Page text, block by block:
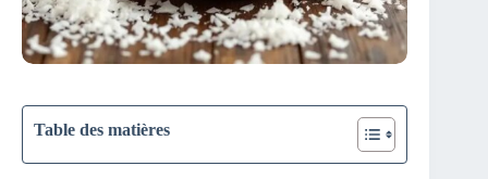
Table des matières